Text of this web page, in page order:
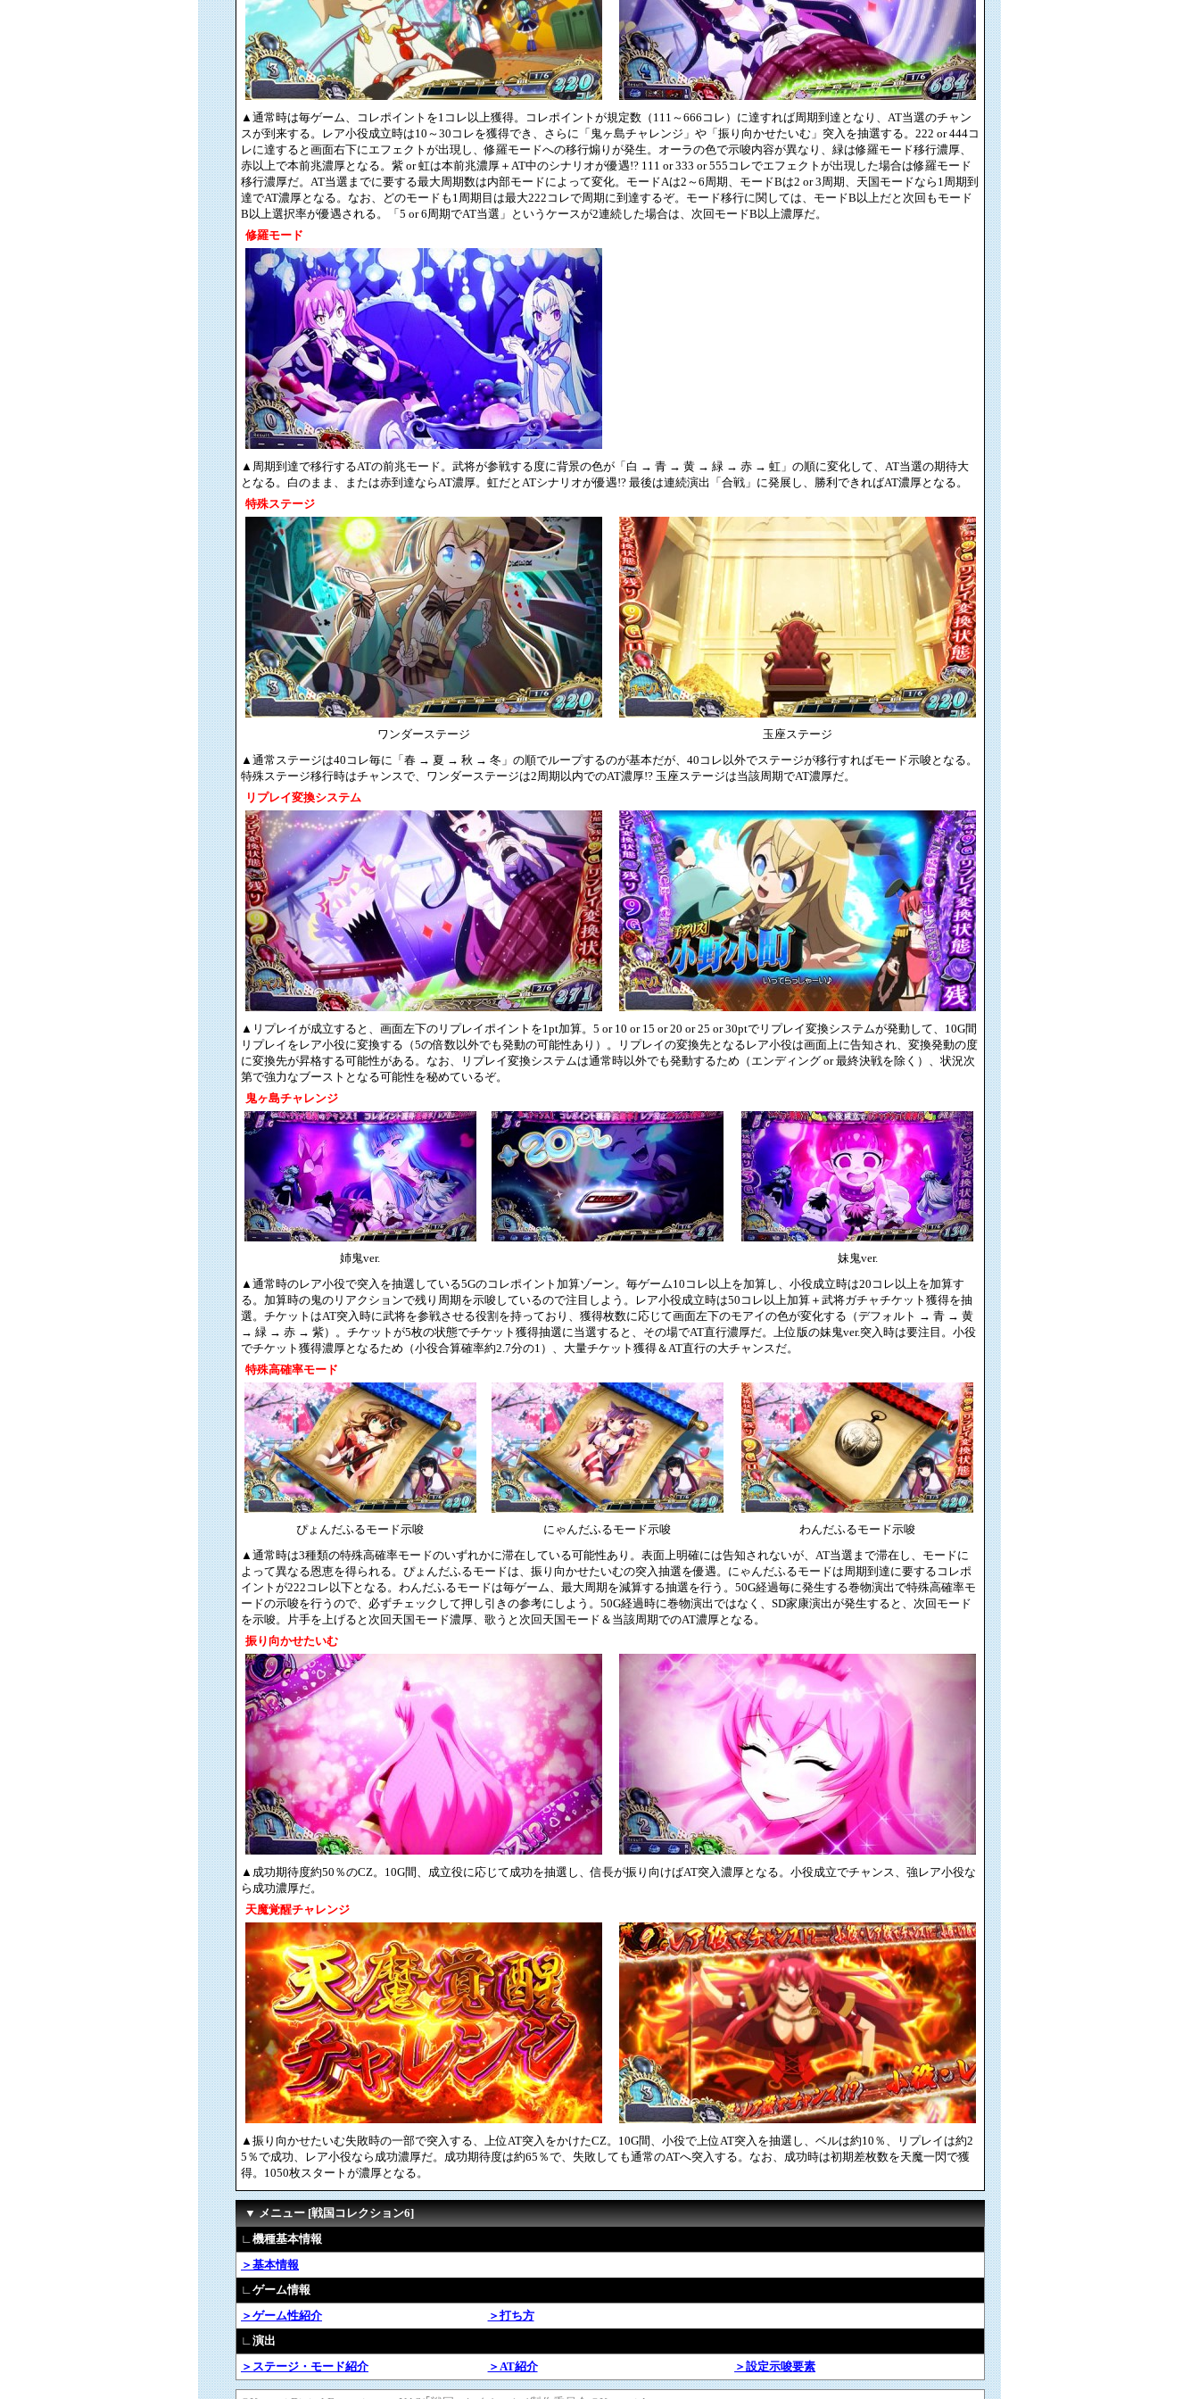
▲通常時は毎ゲーム、コレポイントを1コレ以上獲得。コレポイントが規定数（111～666コレ）に達すれば周期到達となり、AT当選のチャン
スが到来する。レア小役成立時は10～30コレを獲得でき、さらに「鬼ヶ島チャレンジ」や「振り向かせたいむ」突入を抽選する。222 or 444コ
レに達すると画面右下にエフェクトが出現し、修羅モードへの移行煽りが発生。オーラの色で示唆内容が異なり、緑は修羅モード移行濃厚、
赤以上で本前兆濃厚となる。紫 or 虹は本前兆濃厚＋AT中のシナリオが優遇!? 111 or 333 or 555コレでエフェクトが出現した場合は修羅モード
移行濃厚だ。AT当選までに要する最大周期数は内部モードによって変化。モードAは2～6周期、モードBは2 or 3周期、天国モードなら1周期到
達でAT濃厚となる。なお、どのモードも1周期目は最大222コレで周期に到達するぞ。モード移行に関しては、モードB以上だと次回もモード
B以上選択率が優遇される。「5 or 6周期でAT当選」というケースが2連続した場合は、次回モードB以上濃厚だ。
修羅モード
▲周期到達で移行するATの前兆モード。武将が参戦する度に背景の色が「白 → 青 → 黄 → 緑 → 赤 → 虹」の順に変化して、AT当選の期待大
となる。白のまま、または赤到達ならAT濃厚。虹だとATシナリオが優遇!? 最後は連続演出「合戦」に発展し、勝利できればAT濃厚となる。
特殊ステージ
ワンダーステージ
玉座ステージ
▲通常ステージは40コレ毎に「春 → 夏 → 秋 → 冬」の順でループするのが基本だが、40コレ以外でステージが移行すればモード示唆となる。
特殊ステージ移行時はチャンスで、ワンダーステージは2周期以内でのAT濃厚!? 玉座ステージは当該周期でAT濃厚だ。
リプレイ変換システム
▲リプレイが成立すると、画面左下のリプレイポイントを1pt加算。5 or 10 or 15 or 20 or 25 or 30ptでリプレイ変換システムが発動して、10G間
リプレイをレア小役に変換する（5の倍数以外でも発動の可能性あり）。リプレイの変換先となるレア小役は画面上に告知され、変換発動の度
に変換先が昇格する可能性がある。なお、リプレイ変換システムは通常時以外でも発動するため（エンディング or 最終決戦を除く）、状況次
第で強力なブーストとなる可能性を秘めているぞ。
鬼ヶ島チャレンジ
姉鬼ver.
妹鬼ver.
▲通常時のレア小役で突入を抽選している5Gのコレポイント加算ゾーン。毎ゲーム10コレ以上を加算し、小役成立時は20コレ以上を加算す
る。加算時の鬼のリアクションで残り周期を示唆しているので注目しよう。レア小役成立時は50コレ以上加算＋武将ガチャチケット獲得を抽
選。チケットはAT突入時に武将を参戦させる役割を持っており、獲得枚数に応じて画面左下のモアイの色が変化する（デフォルト → 青 → 黄
→ 緑 → 赤 → 紫）。チケットが5枚の状態でチケット獲得抽選に当選すると、その場でAT直行濃厚だ。上位版の妹鬼ver.突入時は要注目。小役
でチケット獲得濃厚となるため（小役合算確率約2.7分の1）、大量チケット獲得＆AT直行の大チャンスだ。
特殊高確率モード
ぴょんだふるモード示唆 にゃんだふるモード示唆
わんだふるモード示唆
▲通常時は3種類の特殊高確率モードのいずれかに滞在している可能性あり。表面上明確には告知されないが、AT当選まで滞在し、モードに
よって異なる恩恵を得られる。ぴょんだふるモードは、振り向かせたいむの突入抽選を優遇。にゃんだふるモードは周期到達に要するコレポ
イントが222コレ以下となる。わんだふるモードは毎ゲーム、最大周期を減算する抽選を行う。50G経過毎に発生する巻物演出で特殊高確率モ
ードの示唆を行うので、必ずチェックして押し引きの参考にしよう。50G経過時に巻物演出ではなく、SD家康演出が発生すると、次回モード
を示唆。片手を上げると次回天国モード濃厚、歌うと次回天国モード＆当該周期でのAT濃厚となる。
振り向かせたいむ
▲成功期待度約50％のCZ。10G間、成立役に応じて成功を抽選し、信長が振り向けばAT突入濃厚となる。小役成立でチャンス、強レア小役な
ら成功濃厚だ。
天魔覚醒チャレンジ
▲振り向かせたいむ失敗時の一部で突入する、上位AT突入をかけたCZ。10G間、小役で上位AT突入を抽選し、ベルは約10％、リプレイは約2
5％で成功、レア小役なら成功濃厚だ。成功期待度は約65％で、失敗しても通常のATへ突入する。なお、成功時は初期差枚数を天魔一閃で獲
得。1050枚スタートが濃厚となる。
▼ メニュー [戦国コレクション6]
∟機種基本情報
＞基本情報
∟ゲーム情報
＞ゲーム性紹介
＞打ち方
∟演出
＞ステージ・モード紹介
＞AT紹介 ＞設定示唆要素